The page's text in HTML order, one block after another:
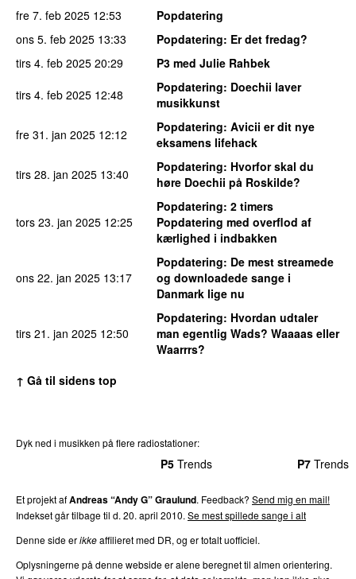
fre 7. feb 2025 12:53
Popdatering
ons 5. feb 2025 13:33 Popdatering: Er det fredag?
tirs 4. feb 2025 20:29
P3 med Julie Rahbek
tirs 4. feb 2025 12:48 Popdatering: Doechii laver
musikkunst
fre 31. jan 2025 12:12 Popdatering: Avicii er dit nye
eksamens lifehack
tirs 28. jan 2025 13:40 Popdatering: Hvorfor skal du
høre Doechii på Roskilde?
tors 23. jan 2025 12:25
Popdatering: 2 timers
Popdatering med overflod af
kærlighed i indbakken
ons 22. jan 2025 13:17
Popdatering: De mest streamede
og downloadede sange i
Danmark lige nu
tirs 21. jan 2025 12:50
Popdatering: Hvordan udtaler
man egentlig Wads? Waaaas eller
Waarrrs?
↑ Gå til sidens top
Dyk ned i musikken på flere radiostationer:
P5 Trends P7 Trends
Et projekt afAndreas “Andy G” Graulund. Feedback? Send mig en mail!
Indekset går tilbage til d. 20. april 2010. Se mest spillede sange i alt
Denne side erikkeaffilieret med DR, og er totalt uofficiel.
Oplysningerne på denne webside er alene beregnet til almen orientering.